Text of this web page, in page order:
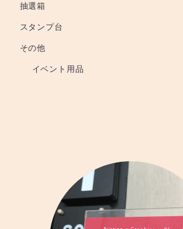
抽選箱
スタンプ台
その他
イベント用品